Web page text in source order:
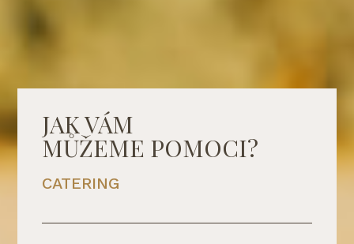
JAK VÁM
MŮŽEME POMOCI?
CATERING